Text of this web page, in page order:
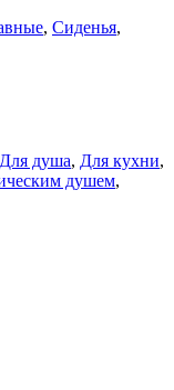
, Сиденья,
Для душа, Для кухни,
душем,